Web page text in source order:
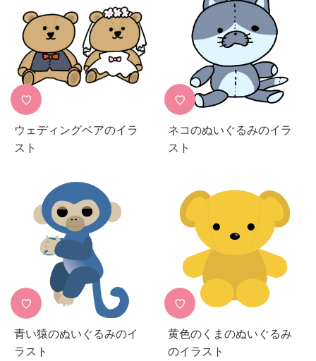
♡
ウェディングベアのイラ
スト
♡
ネコのぬいぐるみのイラ
スト
♡
青い猿のぬいぐるみのイ
ラスト
♡
黄色のくまのぬいぐるみ
のイラスト